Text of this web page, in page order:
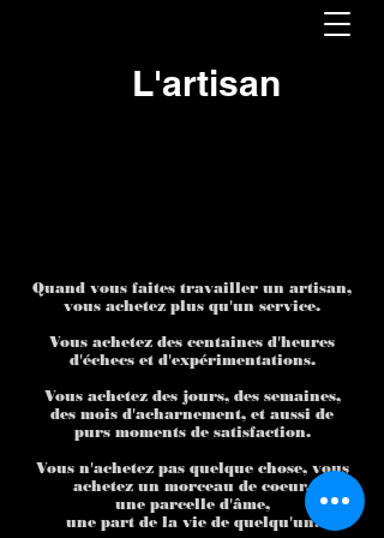
L'artisan
Quand vous faites travailler un artisan,
vous achetez plus qu'un service.
Vous achetez des centaines d'heures
d'échecs et d'expérimentations.
Vous achetez des jours, des semaines,
des mois d'acharnement, et aussi de
purs moments de satisfaction.
Vous n'achetez pas quelque chose, vous
achetez un morceau de coeur,
une parcelle d'âme,
une part de la vie de quelqu'un.